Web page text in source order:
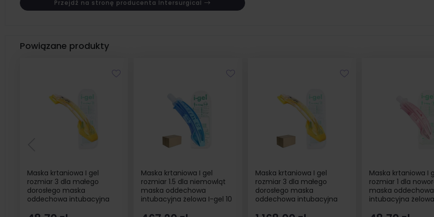
Przejdź na stronę producenta Intersurgical
Powiązane produkty
Maska krtaniowa I gel
rozmiar 3 dla małego
dorosłego maska
oddechowa intubacyjna
Maska krtaniowa I gel
rozmiar 1.5 dla niemowląt
maska oddechowa
intubacyjna żelowa I-gel 10
Maska krtaniowa I gel
rozmiar 3 dla małego
dorosłego maska
oddechowa intubacyjna
Maska krtaniowa I
rozmiar 1 dla
maska oddechowa
intubacyjna